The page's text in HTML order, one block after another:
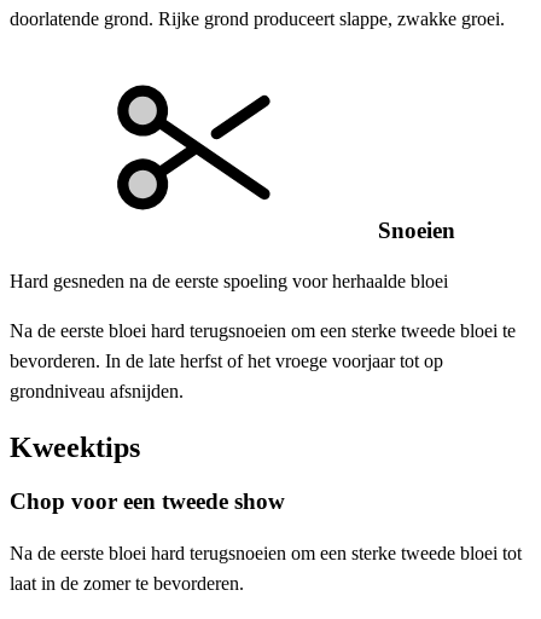
doorlatende grond. Rijke grond produceert slappe, zwakke groei.
Snoeien
Hard gesneden na de eerste spoeling voor herhaalde bloei
Na de eerste bloei hard terugsnoeien om een ​​sterke tweede bloei te
bevorderen. In de late herfst of het vroege voorjaar tot op
grondniveau afsnijden.
Kweektips
Chop voor een tweede show
Na de eerste bloei hard terugsnoeien om een ​​sterke tweede bloei tot
laat in de zomer te bevorderen.